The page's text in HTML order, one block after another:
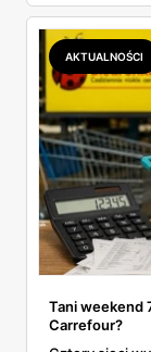
zawsze
Makro ponad
promocji
AKTUALNOŚCI
Tani weekend
Carrefour?